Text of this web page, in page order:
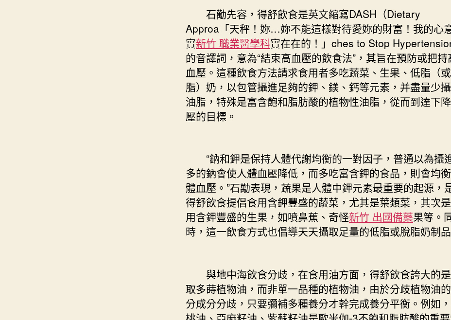
石勱先容，得舒飲食是英文縮寫DASH（Dietary
Approa「天秤！妳…妳不能這樣對待愛妳的財富！我的心
實新竹 職業醫學科實在在的！」ches to Stop Hypertension
的音譯詞，意為“結束高血壓的飲食法”，其旨在預防或把持
血壓。這種飲食方法請求食用者多吃蔬菜、生果、低脂（
脂）奶，以包管攝進足夠的鉀、鎂、鈣等元素，并盡量少
油脂，特殊是富含飽和脂肪酸的植物性油脂，從而到達下
壓的目標。
“鈉和鉀是保持人體代謝均衡的一對因子，普通以為攝
多的鈉會使人體血壓降低，而多吃富含鉀的食品，則會均
體血壓。”石勱表現，蔬果是人體中鉀元素最重要的起源，
得舒飲食提倡食用含鉀豐盛的蔬菜，尤其是葉類菜，其次
用含鉀豐盛的生果，如噴鼻蕉、奇怪新竹 出國備藥果等。
時，這一飲食方式也倡導天天攝取足量的低脂或脫脂奶制品
與地中海飲食分歧，在食用油方面，得舒飲食誇大的
取多蒔植物油，而非單一品種的植物油，由於分歧植物油
分成分分歧，只要彌補多種養分才幹完成養分平衡。例如